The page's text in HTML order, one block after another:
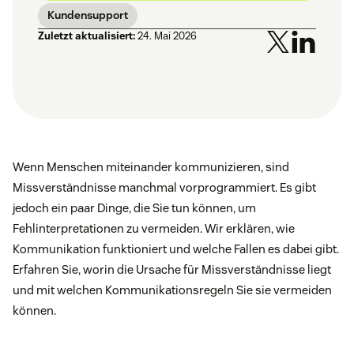
Kundensupport
Zuletzt aktualisiert:24. Mai 2026
Wenn Menschen miteinander kommunizieren, sind
Missverständnisse manchmal vorprogrammiert. Es gibt
jedoch ein paar Dinge, die Sie tun können, um
Fehlinterpretationen zu vermeiden. Wir erklären, wie
Kommunikation funktioniert und welche Fallen es dabei gibt.
Erfahren Sie, worin die Ursache für Missverständnisse liegt
und mit welchen Kommunikationsregeln Sie sie vermeiden
können.